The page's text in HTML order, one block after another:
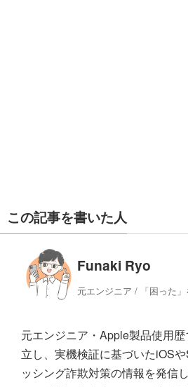
この記事を書いた人
Funaki Ryo
元エンジニア / 「困った
元エンジニア・Apple製品使用
立し、実機検証に基づいたiOS
ッシング詐欺対策の情報を発信